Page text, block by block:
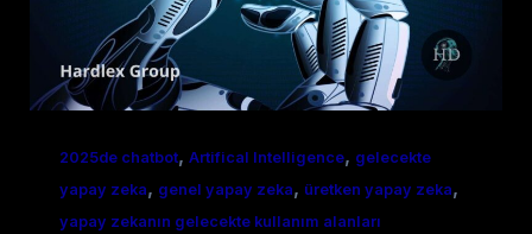
2025de chatbot, Artifical Intelligence, gelecekte
yapay zeka, genel yapay zeka, üretken yapay zeka,
yapay zekanın gelecekte kullanım alanları